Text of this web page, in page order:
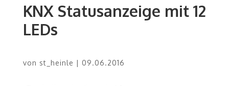
KNX Statusanzeige mit 12
LEDs
von st_heinle | 09.06.2016